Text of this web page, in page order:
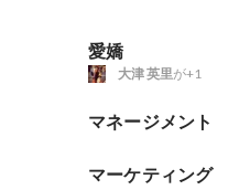
愛嬌
大津 英里が+1
マネージメント
マーケティング